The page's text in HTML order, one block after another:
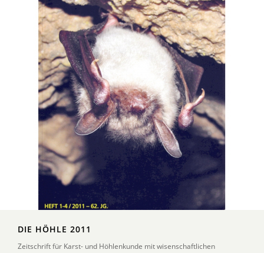
DIE HÖHLE 2011
Zeitschrift für Karst- und Höhlenkunde mit wisenschaftlichen